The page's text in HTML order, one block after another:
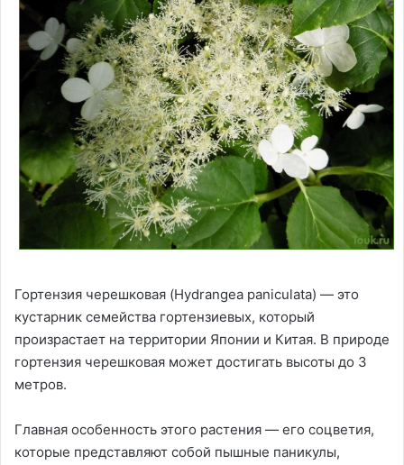
Гортензия черешковая (Hydrangea paniculata) — это
кустарник семейства гортензиевых, который
произрастает на территории Японии и Китая. В природе
гортензия черешковая может достигать высоты до 3
метров.
Главная особенность этого растения — его соцветия,
которые представляют собой пышные паникулы,